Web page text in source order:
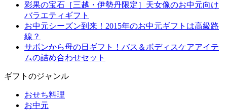
彩果の宝石［三越・伊勢丹限定］天女像のお中元向け
バラエティギフト
お中元シーズン到来！2015年のお中元ギフトは高級路
線？
サボンから母の日ギフト！バス＆ボディスケアアイテ
ムの詰め合わせセット
ギフトのジャンル
おせち料理
お中元